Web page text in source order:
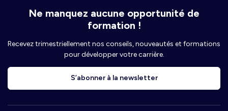
Ne manquez aucune opportunité de
formation !
Recevez trimestriellement nos conseils, nouveautés et formations
pour développer votre carrière.
S’abonner à la newsletter